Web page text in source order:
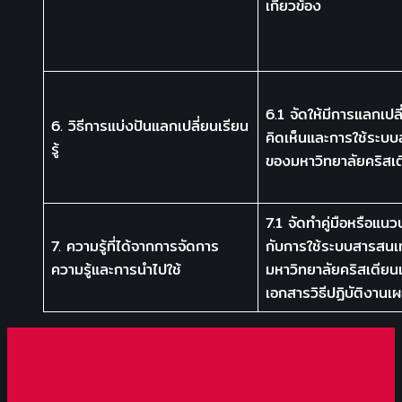
เกี่ยวข้อง
6. วิธีการแบ่งปันแลกเปลี่ยนเรียน
รู้
6.1 จัดให้มีการแลกเป
คิดเห็นและการใช้ระบ
ของมหาวิทยาลัยคริส
7. ความรู้ที่ได้จากการจัดการ
ความรู้และการนำไปใช้
7.1 จัดทำคู่มือหรือแน
กับการใช้ระบบสารสน
มหาวิทยาลัยคริสเตีย
เอกสารวิธีปฏิบัติงานเ